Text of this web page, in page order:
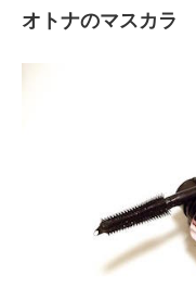
オトナのマスカラ